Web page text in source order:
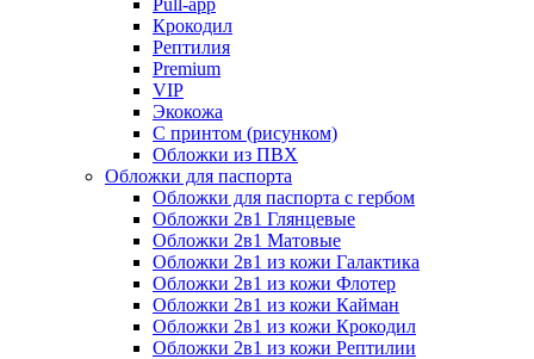
Pull-app
Крокодил
Рептилия
Premium
VIP
Экокожа
С принтом (рисунком)
Обложки из ПВХ
Обложки для паспорта
Обложки для паспорта с гербом
Обложки 2в1 Глянцевые
Обложки 2в1 Матовые
Обложки 2в1 из кожи Галактика
Обложки 2в1 из кожи Флотер
Обложки 2в1 из кожи Кайман
Обложки 2в1 из кожи Крокодил
Обложки 2в1 из кожи Рептилии